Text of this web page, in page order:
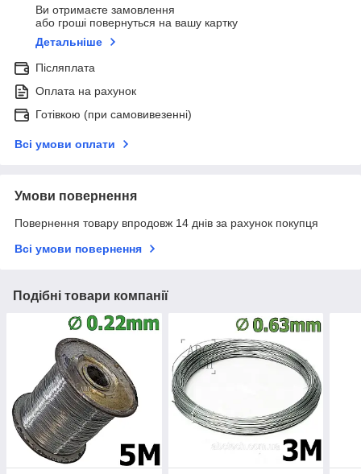
Ви отримаєте замовлення
або гроші повернуться на вашу картку
Детальніше
Післяплата
Оплата на рахунок
Готівкою (при самовивезенні)
Всі умови оплати
Умови повернення
Повернення товару впродовж 14 днів за рахунок покупця
Всі умови повернення
Подібні товари компанії